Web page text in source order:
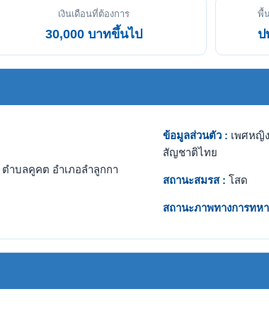
เงินเดือนที่ต้องการ
30,000 บาทขึ้นไป
พื้
ป
ตำบลคูคต อำเภอลำลูกกา
ข้อมูลส่วนตัว : เพศหญิ
สัญชาติไทย
สถานะสมรส : โสด
สถานะภาพทางการทห